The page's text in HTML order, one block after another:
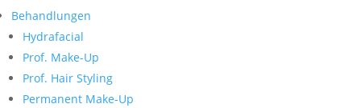
Behandlungen
Hydrafacial
Prof. Make-Up
Prof. Hair Styling
Permanent Make-Up
nach:
Neueste Kommentare
Archiv
Kategorien
Keine Kategorien
Meta